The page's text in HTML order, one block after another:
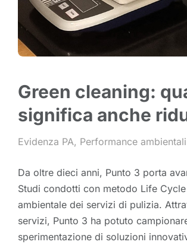
Green cleaning:
significa anche
Evidenza PA, Performance ambientali
Da oltre dieci anni, Punto 3 porta
Studi condotti con metodo Life
ambientale dei servizi di pulizia.
servizi, Punto 3 ha potuto
sperimentazione di soluzioni